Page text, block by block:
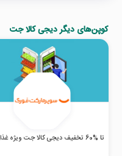
کوپن‌های دیگر دیجی کالا جت
تا %60 تخفیف دیجی کالا جت ویژه غذای آماده